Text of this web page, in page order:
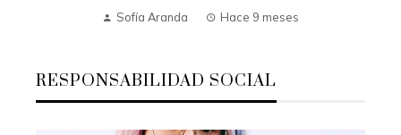
Sofía Aranda Hace 9 meses
RESPONSABILIDAD SOCIAL